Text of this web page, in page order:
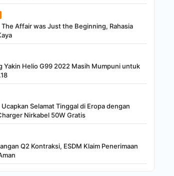
The Affair was Just the Beginning, Rahasia
Yakin Helio G99 2022 Masih Mumpuni untuk
Selamat Tinggal di Eropa dengan
Nirkabel 50W Gratis
Q2 Kontraksi, ESDM Klaim Penerimaan